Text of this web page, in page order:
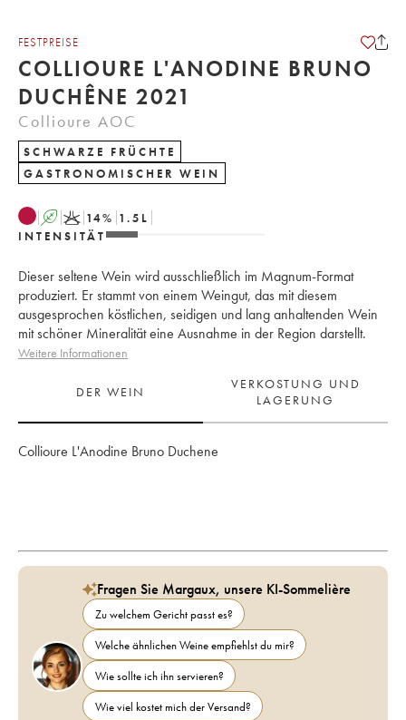
FESTPREISE
COLLIOURE L'ANODINE BRUNO
DUCHÊNE 2021
Collioure AOC
SCHWARZE FRÜCHTE
GASTRONOMISCHER WEIN
A K 14% 1.5 L
INTENSITÄT
Dieser seltene Wein wird ausschließlich im Magnum-Format
produziert. Er stammt von einem Weingut, das mit diesem
ausgesprochen köstlichen, seidigen und lang anhaltenden Wein
mit schöner Mineralität eine Ausnahme in der Region darstellt.
Weitere Informationen
DER WEIN
VERKOSTUNG UND
LAGERUNG
Collioure L'Anodine Bruno Duchene
Fragen Sie Margaux, unsere KI-Sommelière
Zu welchem Gericht passt es?
Welche ähnlichen Weine empfiehlst du mir?
Wie sollte ich ihn servieren?
Wie viel kostet mich der Versand?